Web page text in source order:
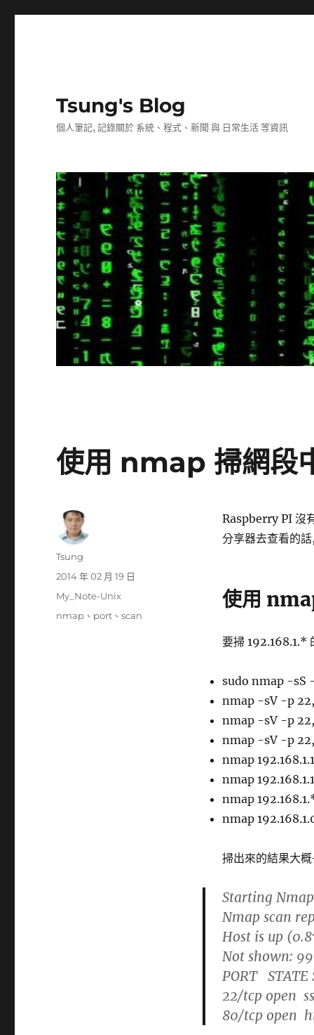
Tsung's Blog
個人筆記, 記錄關於 系統、程式、新聞 與 日常生活 等資訊
使用 nmap 掃網段
Raspberry PI 沒
分享器去查看的
使用
要掃 192.168.1.*
sudo nmap -sS
nmap -sV -p
nmap -sV -p
nmap -sV -p
nmap
nmap
nmap
nmap
掃出來的結果大
Starting
Nmap scan
Host is up
Not shown:
PORT STATE
22/tcp open
80/tcp open
作
Tsung
發
日
期:
2014 年 02 月 19 日
分
My_Note-Unix
標
nmap 、 port 、scan